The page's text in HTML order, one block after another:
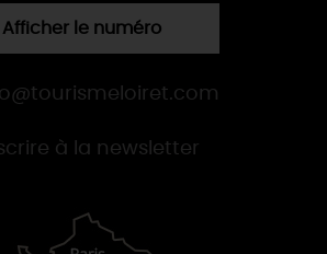
Afficher le numéro
à la newsletter